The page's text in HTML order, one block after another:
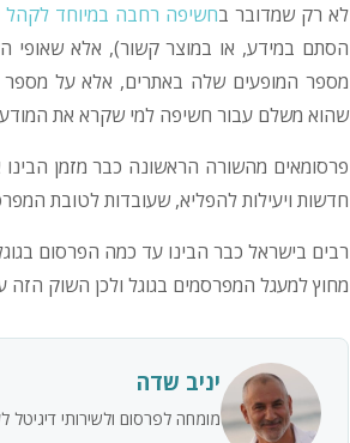
לא רק שמדובר בחשיפה רחבה במיוחד לקהל
הסתם במידע, או במוצר קשור), אלא
מספר המופעים שלה באתרים, אלא על
שהוא משלם עבור חשיפה למי שקרא את
פרסומאים מהשורה הראשונה כבר מזמן
חדשות ויעילות להפליא, שעובדות לטובת
רבים בישראל כבר הבינו עד כמה הפרסום
מחוץ למעגל המפרסמים בגוגל ולכן השוק הזה
יניב שדה
מומחה לפרסום ולשירותי דיגיטל